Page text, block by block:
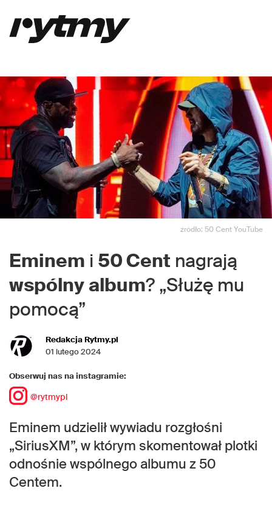
źródło: 50 Cent YouTube
Eminem i 50 Cent nagrają
wspólny album? „Służę mu
pomocą”
Redakcja Rytmy.pl
01 lutego 2024
Obserwuj nas na instagramie:
@rytmypl
Eminem udzielił wywiadu rozgłośni
„SiriusXM”, w którym skomentował plotki
odnośnie wspólnego albumu z 50
Centem.